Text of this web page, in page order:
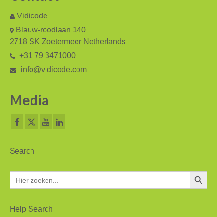
Vidicode
Blauw-roodlaan 140
2718 SK Zoetermeer Netherlands
+31 79 3471000
info@vidicode.com
Media
Search
Zoek
naar:
Help Search